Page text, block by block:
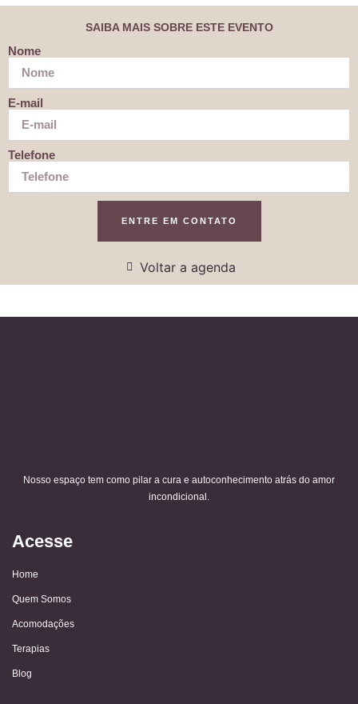
SAIBA MAIS SOBRE ESTE EVENTO
Nome
E-mail
Telefone
ENTRE EM CONTATO
Voltar a agenda
Nosso espaço tem como pilar a cura e autoconhecimento atrás do amor
incondicional.
Acesse
Home
Quem Somos
Acomodações
Terapias
Blog